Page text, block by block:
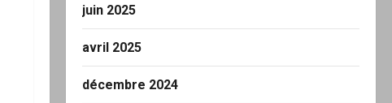
juin 2025
avril 2025
décembre 2024